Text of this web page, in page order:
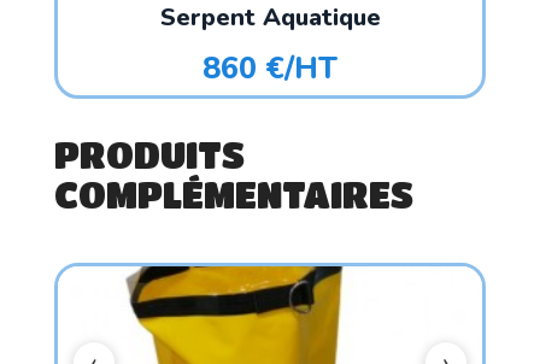
Serpent Aquatique
860 €/HT
PRODUITS
COMPLÉMENTAIRES